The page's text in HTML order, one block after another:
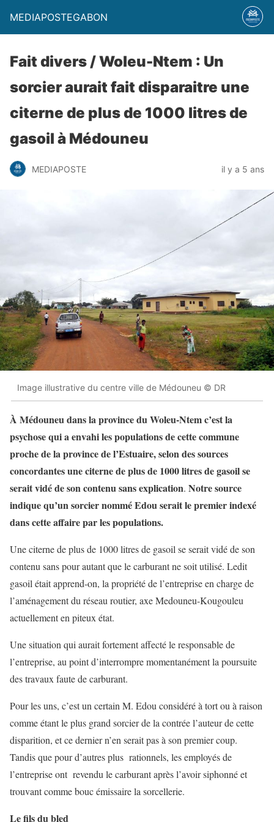
MEDIAPOSTEGABON
Fait divers / Woleu-Ntem : Un
sorcier aurait fait disparaitre une
citerne de plus de 1000 litres de
gasoil à Médouneu
MEDIAPOSTE il y a 5 ans
Image illustrative du centre ville de Médouneu © DR
À Médouneu dans la province du Woleu-Ntem c’est la
psychose qui a envahi les populations de cette commune
proche de la province de l’Estuaire, selon des sources
concordantes une citerne de plus de 1000 litres de gasoil se
serait vidé de son contenu sans explication. Notre source
indique qu’un sorcier nommé Edou serait le premier indexé
dans cette affaire par les populations.
Une citerne de plus de 1000 litres de gasoil se serait vidé de son
contenu sans pour autant que le carburant ne soit utilisé. Ledit
gasoil était apprend-on, la propriété de l’entreprise en charge de
l’aménagement du réseau routier, axe Medouneu-Kougouleu
actuellement en piteux état.
Une situation qui aurait fortement affecté le responsable de
l’entreprise, au point d’interrompre momentanément la poursuite
des travaux faute de carburant.
Pour les uns, c’est un certain M. Edou considéré à tort ou à raison
comme étant le plus grand sorcier de la contrée l’auteur de cette
disparition, et ce dernier n’en serait pas à son premier coup.
Tandis que pour d’autres plus rationnels, les employés de
l’entreprise ont revendu le carburant après l’avoir siphonné et
trouvant comme bouc émissaire la sorcellerie.
Le fils du bled